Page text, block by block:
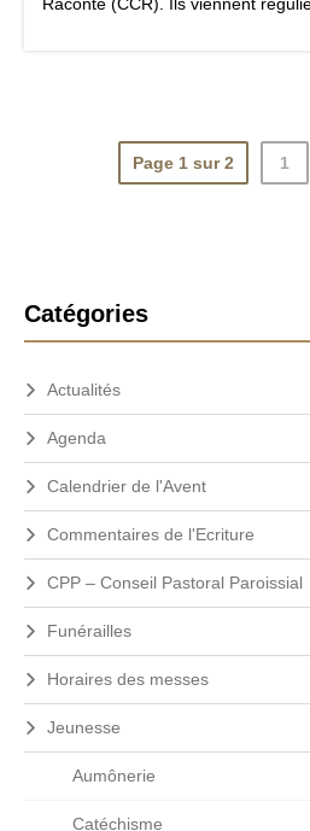
l
i
u
s
c
u
e
r
…
Page 1 sur 2 1
B
a
r
e
l
a
t
é
r
a
l
e
Catégories
Actualités
Agenda
Calendrier de l'Avent
Commentaires de l'Ecriture
CPP – Conseil Pastoral Paroissial
Funérailles
Horaires des messes
Jeunesse
Aumônerie
Catéchisme